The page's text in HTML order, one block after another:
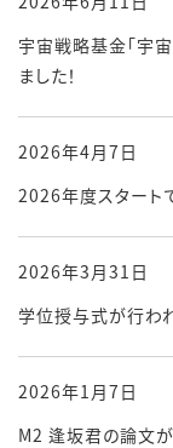
宇宙戦略基金「宇
ました！
2026年4月7日
2026年度スタートで
2026年3月31日
学位授与式が行わ
2026年1月7日
M2 逢坂君の論文